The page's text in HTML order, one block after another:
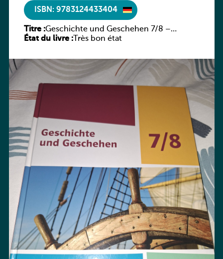
ISBN: 9783124433404
Titre :Geschichte und Geschehen 7/8 –
Rheinland-Pfalz
État du livre :Très bon état